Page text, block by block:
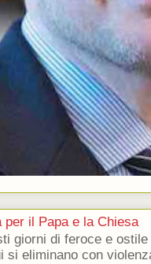
per il Papa e la Chiesa
giorni di feroce e
si eliminano con